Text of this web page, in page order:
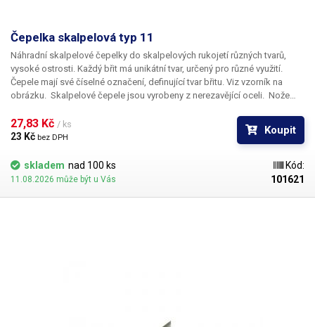
Čepelka skalpelová typ 11
Náhradní skalpelové čepelky do skalpelových rukojetí různých tvarů,
vysoké ostrosti. Každý břit má unikátní tvar, určený pro různé využití.
Čepele mají své číselné označení, definující tvar břitu. Viz vzorník na
obrázku. Skalpelové čepele jsou vyrobeny z nerezavějící oceli. Nože
27,83 Kč / ks
23 Kč bez DPH
Koupit
skladem nad 100 ks
11.08.2026 může být u Vás
Kód:
101621